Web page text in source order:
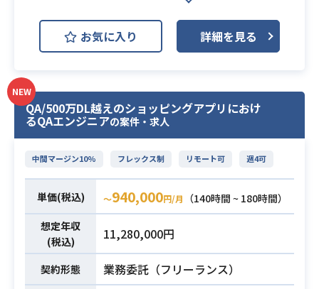
ーでのテックリード経験やマネージ
ャー経験のある方が多く
【こんな方におすすめ】
・少数精鋭でモダンな技術に触れた
い方
・長期でのご参画ができる方
開発を進めて行ける方
・toCサービスに関わりたい方
・高いレベル感の中でプロダクトの
成長を感じながら開発したい方
・Swiftを使用したiOSアプリ開発経
AWS/Terraformを用いたインターネ
ットバンキングシステムのクラウド
設計等を行なっていただきます。
具体的な業務内容としては以下を想
定しております。
【作業内容】
P）
・セキュリティ設計
・設計書・パラメータシート作成
金融系と聞くと固い印象を持たれが
お気に入り 詳細を見る
NEW
QA/500万DL越えのショッピングアプリにおけ
るQAエンジニアの案件・求人
中間マージン10% フレックス制 リモート可 週4可
単価(税込) 〜940,000円/月
（140時間 ~ 180時間）
想定年収
(税込)
11,280,000円
契約形態 業務委託（フリーランス）